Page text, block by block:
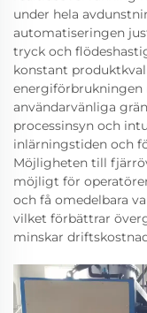
under hela
automatiseringen
tryck och
konstant
energiförbrukningen
användarvänliga
processinsyn och
inlärningstiden och
Möjligheten till
möjligt för
och få omedelbara
vilket förbättrar
minskar